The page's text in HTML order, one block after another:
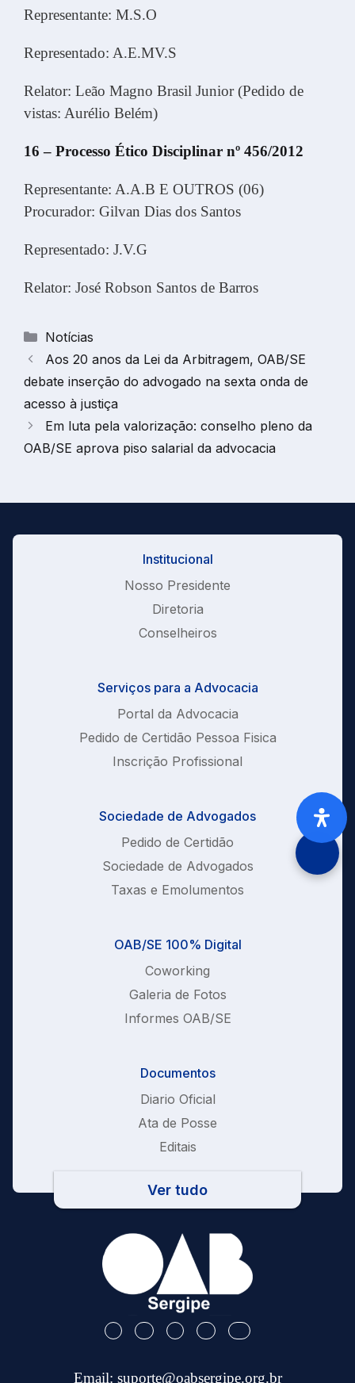
Representante: M.S.O
Representado: A.E.MV.S
Relator: Leão Magno Brasil Junior (Pedido de
vistas: Aurélio Belém)
16 – Processo Ético Disciplinar nº 456/2012
Representante: A.A.B E OUTROS (06)
Procurador: Gilvan Dias dos Santos
Representado: J.V.G
Relator: José Robson Santos de Barros
Categorias
Notícias
Aos 20 anos da Lei da Arbitragem, OAB/SE
debate inserção do advogado na sexta onda de
acesso à justiça
Em luta pela valorização: conselho pleno da
OAB/SE aprova piso salarial da advocacia
Institucional
Nosso Presidente
Diretoria
Conselheiros
Serviços para a Advocacia
Portal da Advocacia
Pedido de Certidão Pessoa Fisica
Inscrição Profissional
Sociedade de Advogados
Pedido de Certidão
Sociedade de Advogados
Taxas e Emolumentos
OAB/SE 100% Digital
Coworking
Galeria de Fotos
Informes OAB/SE
Documentos
Diario Oficial
Ata de Posse
Editais
Ver tudo
Email: suporte@oabsergipe.org.br